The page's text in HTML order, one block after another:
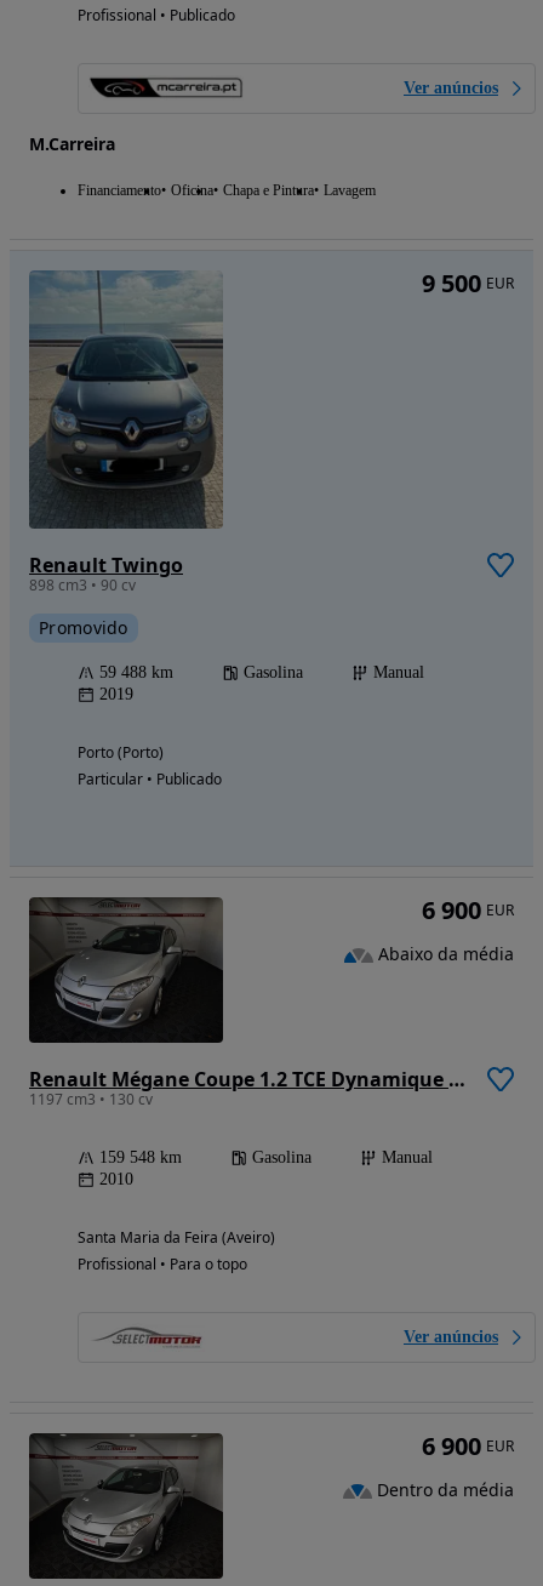
Profissional • Publicado
Ver anúncios
M.Carreira
Financiamento Oficina Chapa e Pintura Lavagem
Renault Twingo
898 cm3 • 90 cv
Promovido
59 488 km Gasolina
Manual
2019
Porto (Porto)
Particular • Publicado
9 500 EUR
Renault Mégane Coupe 1.2 TCE Dynamique S SS
1197 cm3 • 130 cv
159 548 km Gasolina
Manual
2010
Santa Maria da Feira (Aveiro)
Profissional • Para o topo
Ver anúncios
6 900 EUR
Abaixo da média
6 900 EUR
Dentro da média